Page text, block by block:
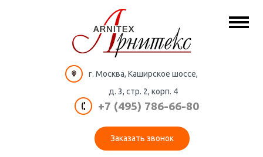
г. Москва, Каширское шоссе,
д. 3, стр. 2, корп. 4
+7 (495) 786-66-80
Заказать звонок